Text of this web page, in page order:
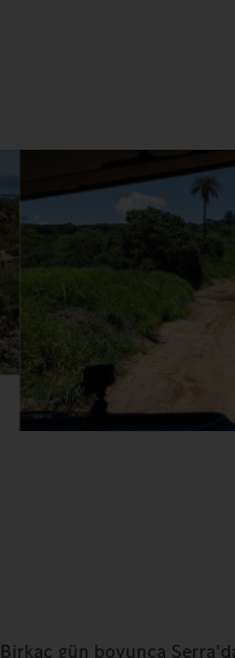
Birkaç gün boyunca